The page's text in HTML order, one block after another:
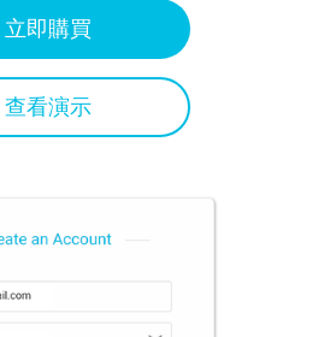
立即購買
查看演示